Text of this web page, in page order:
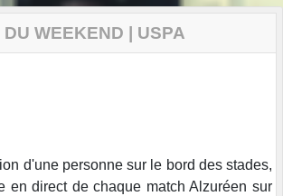
DU WEEKEND | USPA
d'une personne sur le bord des stades,
en direct de chaque match Alzuréen sur